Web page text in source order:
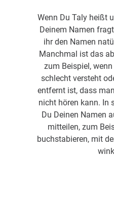
Wenn Du Taly heißt
Deinem Namen
ihr den Namen
Manchmal ist das
zum Beispiel,
schlecht versteht
entfernt ist, dass
nicht hören kann. In
Du Deinen Namen
mitteilen, zum
buchstabieren, mit